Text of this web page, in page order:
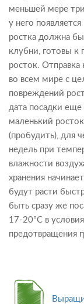
меньшей мере
у него
ростка должна
клубни, готовы к
росток. Отправка
во всем мире с
повреждений
дата посадки еще
маленький
(пробудить), для
недель при
влажности
хранения
будут расти
быть сразу же
17-20°C в
предотвращения